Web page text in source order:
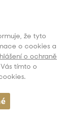
že tyto
o cookies a
o ochraně
tímto o